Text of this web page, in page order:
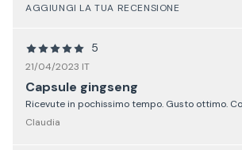
AGGIUNGI LA TUA RECENSIONE
5
21/04/2023 IT
Capsule gingseng
Ricevute in pochissimo tempo. Gusto ottimo.
Claudia